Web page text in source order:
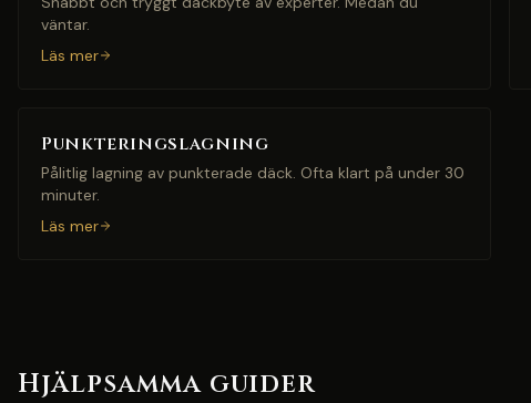
väntar.
Läs mer
Punkteringslagning
Pålitlig lagning av punkterade däck. Ofta klart på under 30
minuter.
Läs mer
Hjälpsamma guider